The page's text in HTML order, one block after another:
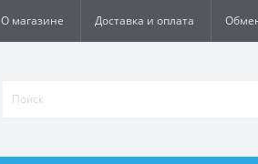
О магазине Доставка и оплата